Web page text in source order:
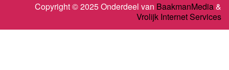
Copyright © 2025 Onderdeel van BaakmanMedia&
Vrolijk Internet Services